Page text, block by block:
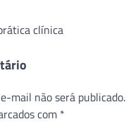
clínica
mail não será publicado.
com *